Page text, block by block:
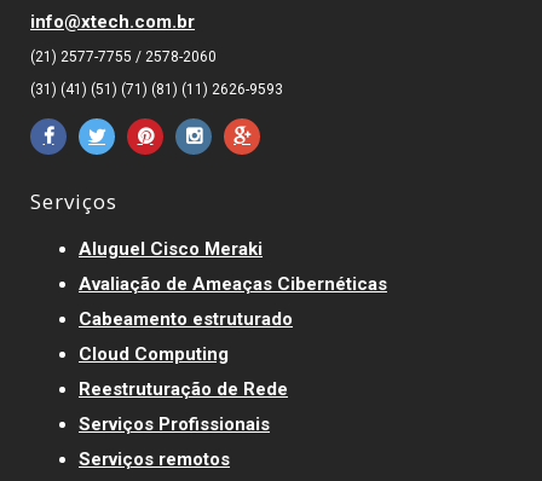
info@xtech.com.br
(21) 2577-7755 / 2578-2060
(31) (41) (51) (71) (81) (11) 2626-9593
Serviços
Aluguel Cisco Meraki
Avaliação de Ameaças Cibernéticas
Cabeamento estruturado
Cloud Computing
Reestruturação de Rede
Serviços Profissionais
Serviços remotos